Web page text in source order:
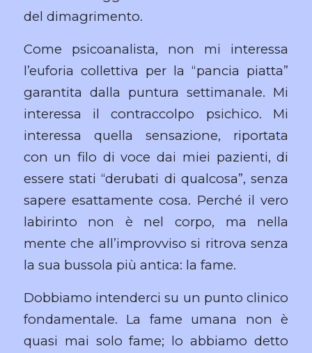
del dimagrimento.
Come psicoanalista, non mi interessa
l’euforia collettiva per la “pancia piatta”
garantita dalla puntura settimanale. Mi
interessa il contraccolpo psichico. Mi
interessa quella sensazione, riportata
con un filo di voce dai miei pazienti, di
essere stati “derubati di qualcosa”, senza
sapere esattamente cosa. Perché il vero
labirinto non è nel corpo, ma nella
mente che all’improvviso si ritrova senza
la sua bussola più antica: la fame.
Dobbiamo intenderci su un punto clinico
fondamentale. La fame umana non è
quasi mai solo fame; lo abbiamo detto